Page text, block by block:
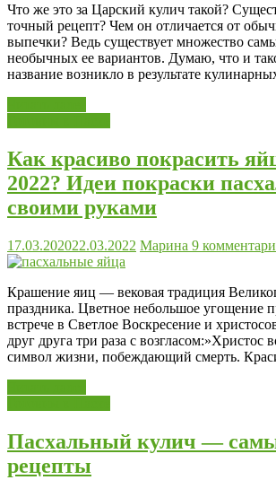
Что же это за Царский кулич такой?
точный рецепт? Чем он отличается от
выпечки? Ведь существует множество
необычных ее вариантов. Думаю, что и
название возникло в результате
Как красиво покрасить
2022? Идеи покраски
своими руками
17.03.202022.03.2022 Марина 9
Крашение яиц — вековая традиция
праздника. Цветное небольшое угощение
встрече в Светлое Воскресение и
друг друга три раза с
символ жизни, побеждающий смерть.
Пасхальный кулич —
рецепты